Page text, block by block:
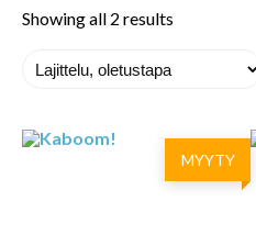
Showing all 2 results
MYYTY